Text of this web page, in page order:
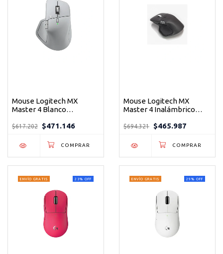
Mouse Logitech MX
Master 4 Blanco
$617.202 $471.146
Mouse Logitech MX
Master 4 Inalámbrico
DPI Graphite
$694.321 $465.987
23% OFF
ENVÍO GRATIS 29 % OFF
ENVÍO GRATIS